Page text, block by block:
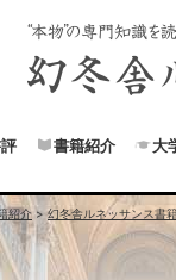
書籍紹介 大
紹介>幻冬舎ルネッサンス書